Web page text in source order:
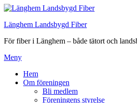
Hoppa
innehåll
Länghem Landsbygd Fiber
För fiber i Länghem – både tätort och
Meny
Hem
Om föreningen
Bli medlem
Föreningens styrelse